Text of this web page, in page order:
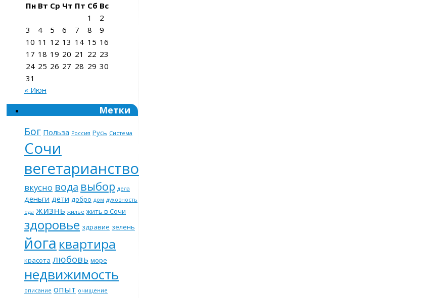
Пн Вт Ср Чт Пт Сб Вс
1
2
3
4 5 6 7 8
9
10 11 12 13 14 15 16
17 18 19 20 21 22 23
24 25 26 27 28 29 30
31
« Июн
Метки
Бог Польза Россия Русь Система
Сочи
вегетарианство
вкусно вода выбор дела
деньги дети добро дом духовность
еда жизнь жильё жить в Сочи
здоровье здравие зелень
йога квартира
красота любовь море
недвижимость
описание опыт очищение